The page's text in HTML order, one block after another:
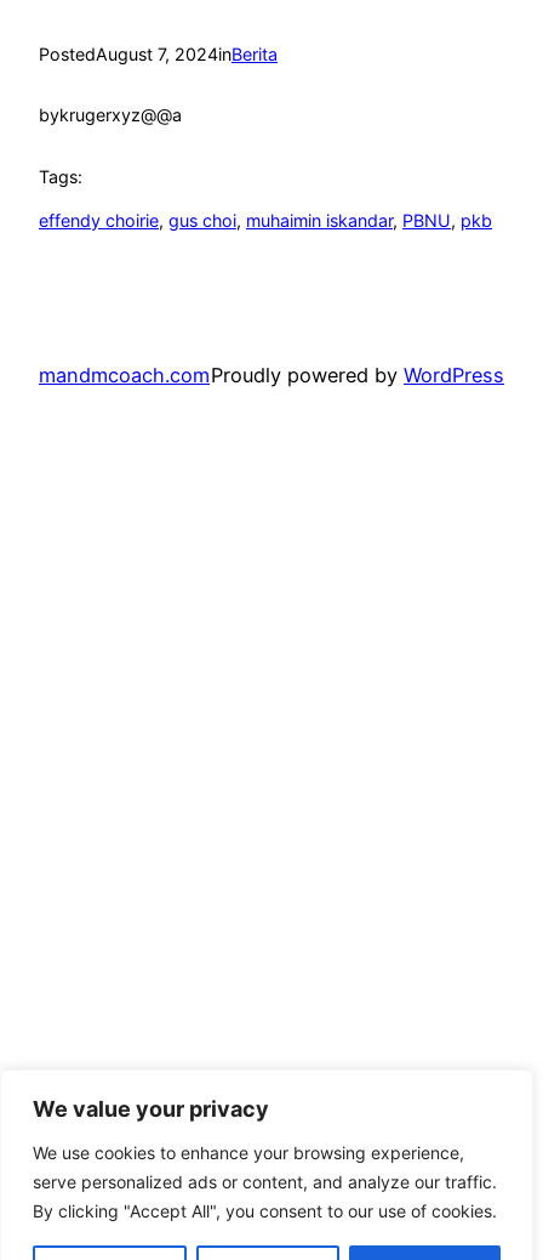
We value your privacy
We use cookies to enhance your browsing experience,
serve personalized ads or content, and analyze our traffic.
By clicking "Accept All", you consent to our use of cookies.
PostedAugust 7, 2024inBerita
bykrugerxyz@@a
Tags:
effendy choirie, gus choi, muhaimin iskandar, PBNU, pkb
mandmcoach.comProudly powered by WordPress